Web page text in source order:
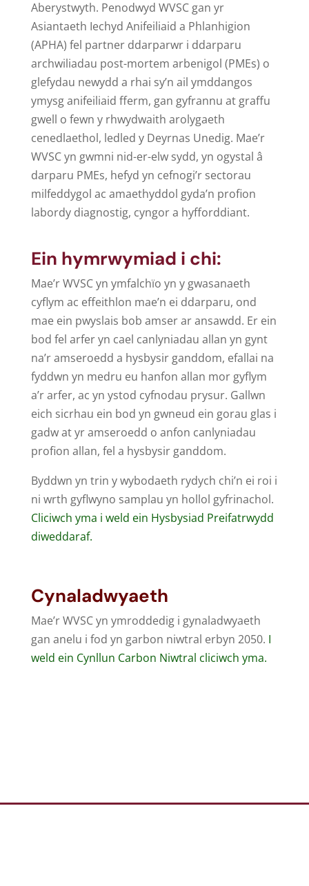
Aberystwyth. Penodwyd WVSC gan yr
Asiantaeth Iechyd Anifeiliaid a Phlanhigion
(APHA) fel partner ddarparwr i ddarparu
archwiliadau post-mortem arbenigol (PMEs) o
glefydau newydd a rhai sy’n ail ymddangos
ymysg anifeiliaid fferm, gan gyfrannu at graffu
gwell o fewn y rhwydwaith arolygaeth
cenedlaethol, ledled y Deyrnas Unedig. Mae’r
WVSC yn gwmni nid-er-elw sydd, yn ogystal â
darparu PMEs, hefyd yn cefnogi’r sectorau
milfeddygol ac amaethyddol gyda’n profion
labordy diagnostig, cyngor a hyfforddiant.
Ein hymrwymiad i chi:
Mae’r WVSC yn ymfalchïo yn y gwasanaeth
cyflym ac effeithlon mae’n ei ddarparu, ond
mae ein pwyslais bob amser ar ansawdd. Er ein
bod fel arfer yn cael canlyniadau allan yn gynt
na’r amseroedd a hysbysir ganddom, efallai na
fyddwn yn medru eu hanfon allan mor gyflym
a’r arfer, ac yn ystod cyfnodau prysur. Gallwn
eich sicrhau ein bod yn gwneud ein gorau glas i
gadw at yr amseroedd o anfon canlyniadau
profion allan, fel a hysbysir ganddom.
Byddwn yn trin y wybodaeth rydych chi’n ei roi i
ni wrth gyflwyno samplau yn hollol gyfrinachol.
Cliciwch yma i weld ein Hysbysiad Preifatrwydd
diweddaraf.
Cynaladwyaeth
Mae’r WVSC yn ymroddedig i gynaladwyaeth
gan anelu i fod yn garbon niwtral erbyn 2050. I
weld ein Cynllun Carbon Niwtral cliciwch yma.